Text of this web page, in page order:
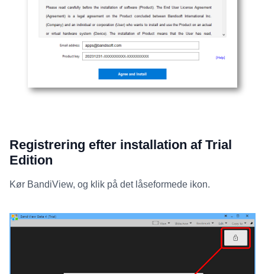
Registrering efter installation af Trial
Edition
Kør BandiView, og klik på det låseformede ikon.